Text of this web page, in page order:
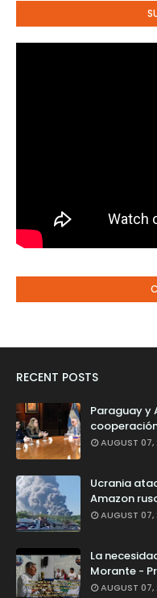
RECENT POSTS
Paraguay y
AUGUST
Ucrania
Amazon
AUGUST
La
Morante -
AUGUST